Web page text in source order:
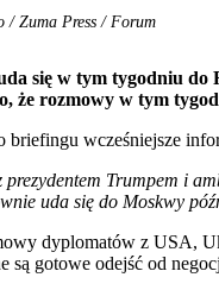
/ Zuma Press / Forum
się w tym tygodniu
że rozmowy w tym
briefingu wcześniejsze
prezydentem Trumpem i
uda się do Moskwy
dyplomatów z USA,
są gotowe odejść od